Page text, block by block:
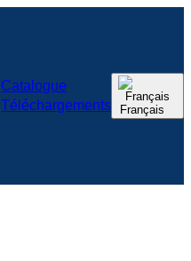
Catalogue
Téléchargements
Français